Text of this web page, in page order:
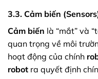
3.3. Cảm biến
Cảm biến là “mắt” và
quan trọng về môi
hoạt động của chính
robot ra quyết định